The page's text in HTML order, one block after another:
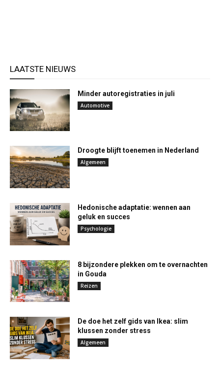
LAATSTE NIEUWS
Minder autoregistraties in juli
Automotive
Droogte blijft toenemen in Nederland
Algemeen
Hedonische adaptatie: wennen aan
geluk en succes
Psychologie
8 bijzondere plekken om te overnachten
in Gouda
Reizen
De doe het zelf gids van Ikea: slim
klussen zonder stress
Algemeen